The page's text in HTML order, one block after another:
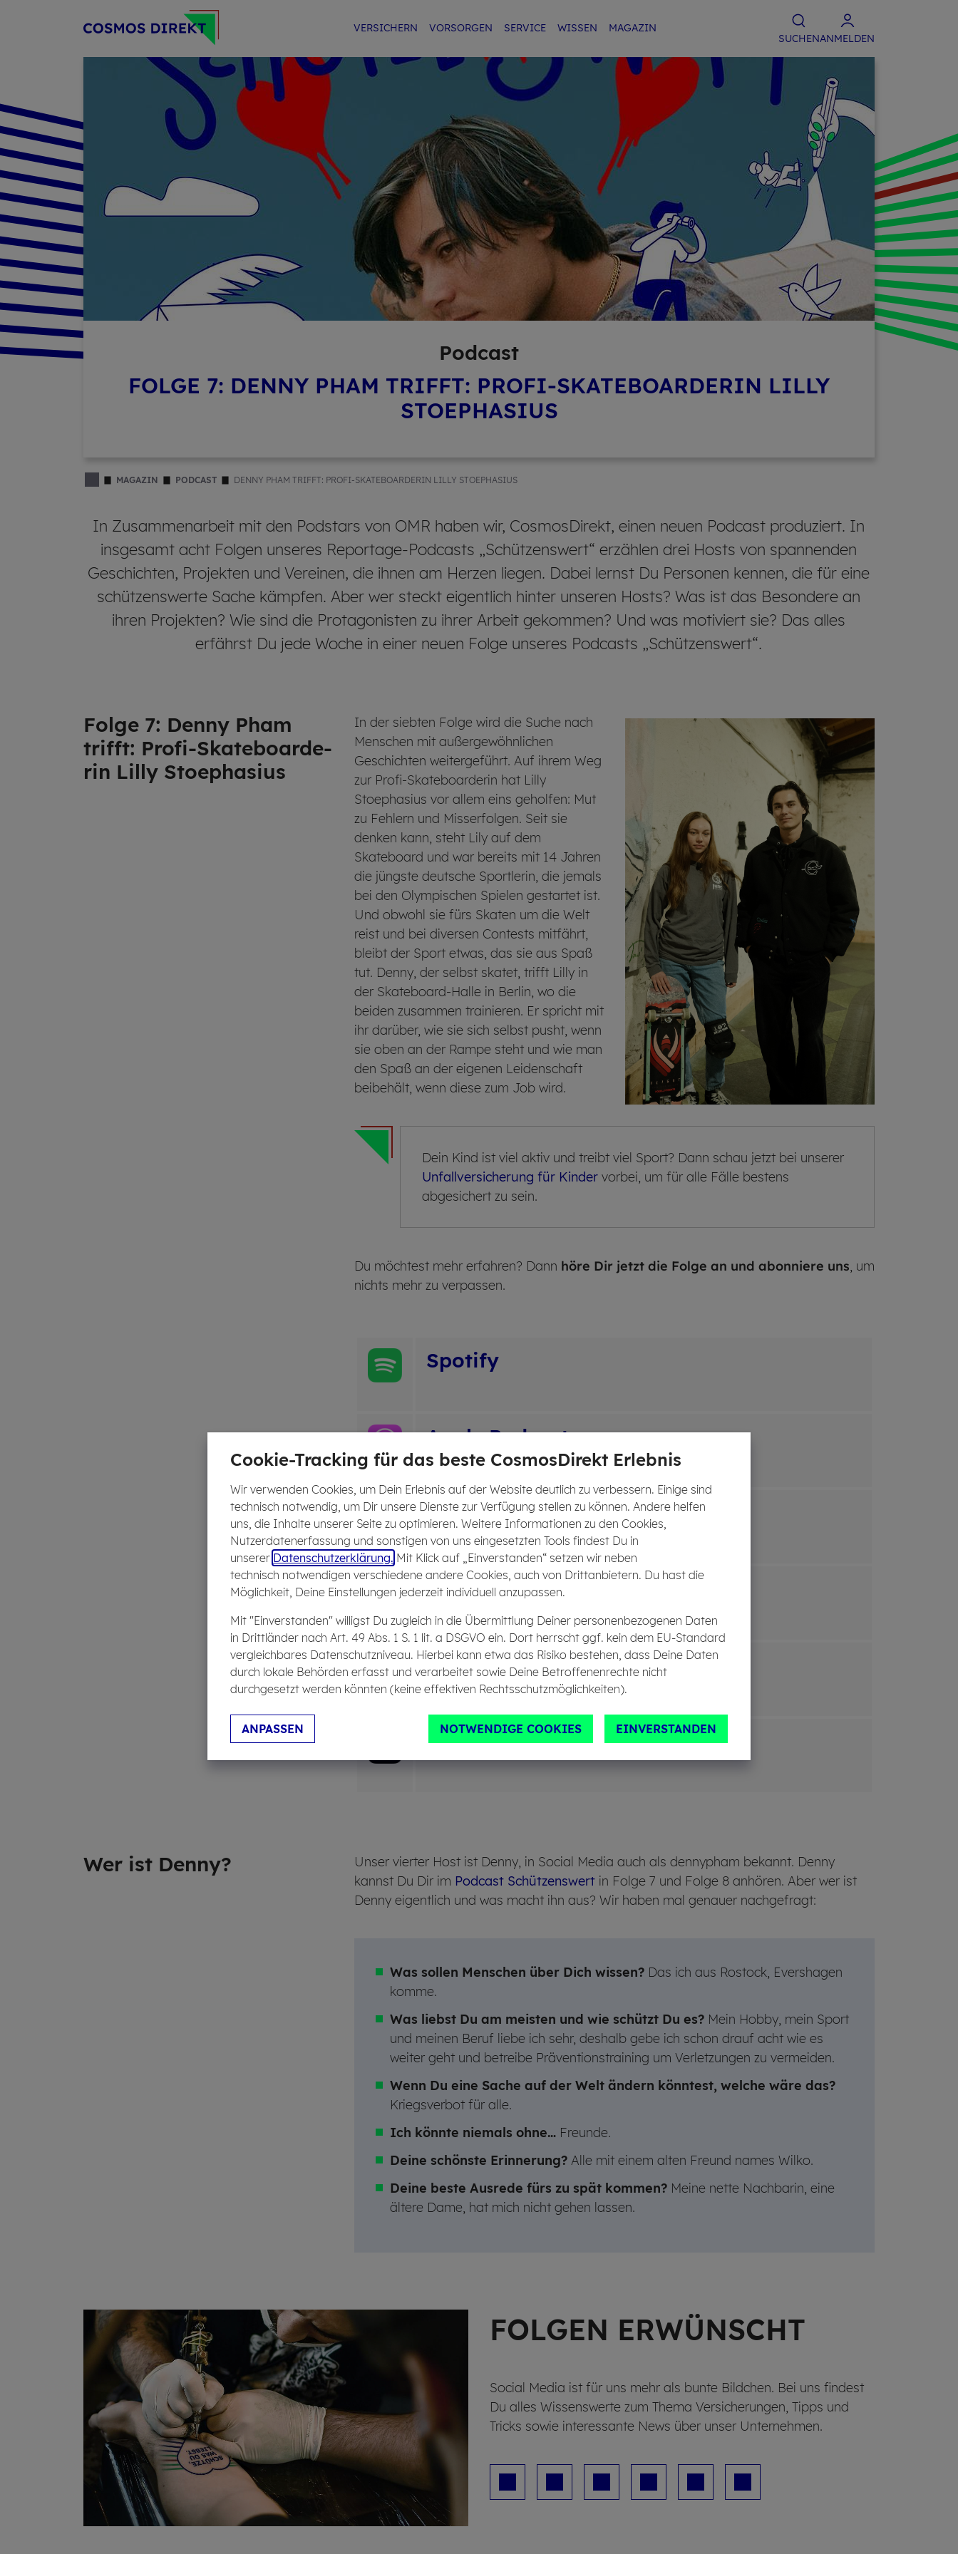
Cookie-Tracking für das beste CosmosDirekt Erlebnis
Wir verwenden Cookies, um Dein Erlebnis auf der Website deutlich zu verbessern. Einige sind
technisch notwendig, um Dir unsere Dienste zur Verfügung stellen zu können. Andere helfen
uns, die Inhalte unserer Seite zu optimieren. Weitere Informationen zu den Cookies,
Nutzerdatenerfassung und sonstigen von uns eingesetzten Tools findest Du in
unserer Datenschutzerklärung. Mit Klick auf „Einverstanden“ setzen wir neben
technisch notwendigen verschiedene andere Cookies, auch von Drittanbietern. Du hast die
Möglichkeit, Deine Einstellungen jederzeit individuell anzupassen.
Mit "Einverstanden" willigst Du zugleich in die Übermittlung Deiner personenbezogenen Daten
in Drittländer nach Art. 49 Abs. 1 S. 1 lit. a DSGVO ein. Dort herrscht ggf. kein dem EU-Standard
vergleichbares Datenschutzniveau. Hierbei kann etwa das Risiko bestehen, dass Deine Daten
durch lokale Behörden erfasst und verarbeitet sowie Deine Betroffenenrechte nicht
durchgesetzt werden könnten (keine effektiven Rechtsschutzmöglichkeiten).
ANPASSEN NOTWENDIGE COOKIES EINVERSTANDEN
VER­SI­CHERN VOR­SOR­GEN SER­VICE WIS­SEN
MA­GA­ZIN
SU­CHENANMELDEN
Pod­cast
FOLGE 7: DENNY PHAM TRIFFT: PROFI-SKATEBOARDERIN LILLY
STOEPHASIUS
MAGAZIN PODCAST DENNY PHAM TRIFFT: PROFI-SKATEBOARDERIN LILLY STOEPHASIUS
In Zusammenarbeit mit den Podstars von OMR haben wir, CosmosDirekt, einen neuen Podcast produziert. In
insgesamt acht Folgen unseres Reportage-Podcasts „Schützenswert“ erzählen drei Hosts von spannenden
Geschichten, Projekten und Vereinen, die ihnen am Herzen liegen. Dabei lernst Du Personen kennen, die für eine
schützenswerte Sache kämpfen. Aber wer steckt eigentlich hinter unseren Hosts? Was ist das Besondere an
ihren Projekten? Wie sind die Protagonisten zu ihrer Arbeit gekommen? Und was motiviert sie? Das alles
erfährst Du jede Woche in einer neuen Folge unseres Podcasts „Schützenswert“.
Folge 7: Denny Pham
trifft: Profi-Skate­boar­de­
rin Lilly Sto­e­pha­si­us
In der siebten Folge wird die Suche nach
Menschen mit außergewöhnlichen
Geschichten weitergeführt. Auf ihrem Weg
zur Profi-Skateboarderin hat Lilly
Stoephasius vor allem eins geholfen: Mut
zu Fehlern und Misserfolgen. Seit sie
denken kann, steht Lily auf dem
Skateboard und war bereits mit 14 Jahren
die jüngste deutsche Sportlerin, die jemals
bei den Olympischen Spielen gestartet ist.
Und obwohl sie fürs Skaten um die Welt
reist und bei diversen Contests mitfährt,
bleibt der Sport etwas, das sie aus Spaß
tut. Denny, der selbst skatet, trifft Lilly in
der Skateboard-Halle in Berlin, wo die
beiden zusammen trainieren. Er spricht mit
ihr darüber, wie sie sich selbst pusht, wenn
sie oben an der Rampe steht und wie man
den Spaß an der eigenen Leidenschaft
beibehält, wenn diese zum Job wird.
Dein Kind ist viel aktiv und treibt viel Sport? Dann schau jetzt bei unserer
Unfallversicherung für Kindervorbei, um für alle Fälle bestens
abgesichert zu sein.
Du möchtest mehr erfahren? Dann höre Dir jetzt die Folge an und abonniere uns, um
nichts mehr zu verpassen.
Spo­ti­fy
Apple Pod­casts
De­e­zer
Ama­zon Music
Po­di­gee
RTL+
Wer ist Denny?
Unser vierter Host ist Denny, in Social Media auch als dennypham bekannt. Denny
kannst Du Dir im Podcast Schützenswertin Folge 7 und Folge 8 anhören. Aber wer ist
Denny eigentlich und was macht ihn aus? Wir haben mal genauer nachgefragt:
Was sollen Menschen über Dich wissen?Das ich aus Rostock, Evershagen
komme.
Was liebst Du am meisten und wie schützt Du es?Mein Hobby, mein Sport
und meinen Beruf liebe ich sehr, deshalb gebe ich schon drauf acht wie es
weiter geht und betreibe Präventionstraining um Verletzungen zu vermeiden.
Wenn Du eine Sache auf der Welt ändern könntest, welche wäre das?
Kriegsverbot für alle.
Ich könnte niemals ohne…Freunde.
Deine schönste Erinnerung?Alle mit einem alten Freund names Wilko.
Deine beste Ausrede fürs zu spät kommen? Meine nette Nachbarin, eine
ältere Dame, hat mich nicht gehen lassen.
FOL­GEN ER­WÜNSCHT
Social Media ist für uns mehr als bunte Bildchen. Bei uns findest
Du alles Wissenswerte zum Thema Versicherungen, Tipps und
Tricks sowie interessante News über unser Unternehmen.